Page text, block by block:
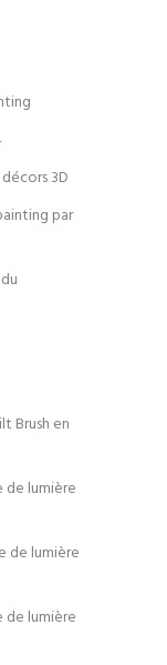
3D
par
Brush en
de lumière
de lumière
de lumière